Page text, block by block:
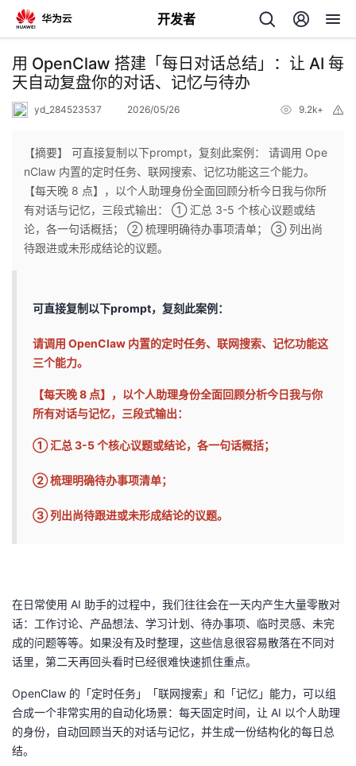
开发者
返
回
个
人
我
我
子
直
播
的
活
动
我
的
关
注
我
的
开
我
的
我
用 OpenClaw 搭建「每日对话总结」：让 AI 每
天自动复盘你的对话、记忆与待办
yd_284523537 2026/05/26 9.2k+
【摘要】 可直接复制以下prompt，复刻此案例： 请调用 Ope
nClaw 内置的定时任务、联网搜索、记忆功能这三个能力。
【每天晚 8 点】，以个人助理身份全面回顾分析今日我与你所
有对话与记忆，三段式输出： ① 汇总 3-5 个核心议题或结
论，各一句话概括； ② 梳理明确待办事项清单； ③ 列出尚
待跟进或未形成结论的议题。
可直接复制以下prompt，复刻此案例：
请调用 OpenClaw 内置的定时任务、联网搜索、记忆功能这
三个能力。
【每天晚 8 点】，以个人助理身份全面回顾分析今日我与你
所有对话与记忆，三段式输出：
① 汇总 3-5 个核心议题或结论，各一句话概括；
② 梳理明确待办事项清单；
③ 列出尚待跟进或未形成结论的议题。
在日常使用 AI 助手的过程中，我们往往会在一天内产生大量零散对
话：工作讨论、产品想法、学习计划、待办事项、临时灵感、未完
成的问题等等。如果没有及时整理，这些信息很容易散落在不同对
话里，第二天再回头看时已经很难快速抓住重点。
OpenClaw 的「定时任务」「联网搜索」和「记忆」能力，可以组
合成一个非常实用的自动化场景：每天固定时间，让 AI 以个人助理
的身份，自动回顾当天的对话与记忆，并生成一份结构化的每日总
结。